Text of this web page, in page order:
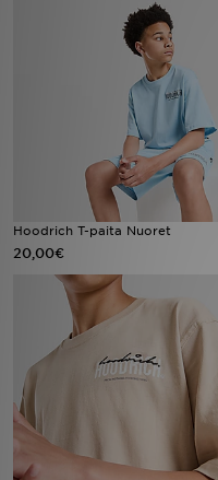
Hoodrich T-paita Nuoret
20,00€
Lataa JD-sovellus
Minun viestini
Asiakaspalvelu ja tietoa